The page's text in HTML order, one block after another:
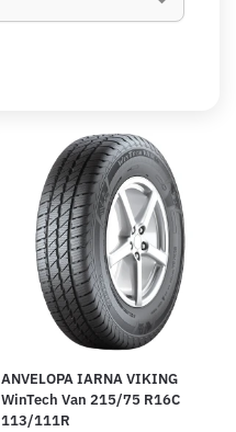
ANVELOPA IARNA VIKING
WinTech Van 215/75 R16C
113/111R